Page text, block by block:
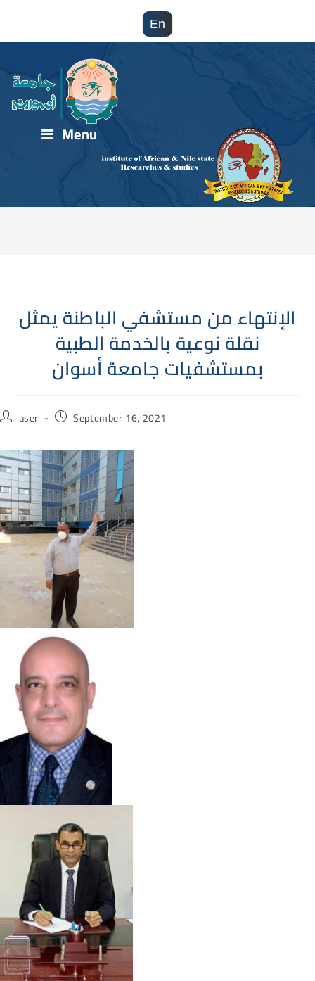
En
Menu
الإنتهاء من مستشفي الباطنة يمثل
نقلة نوعية بالخدمة الطبية
بمستشفيات جامعة أسوان
Postuser Post
published:
September 16, 2021